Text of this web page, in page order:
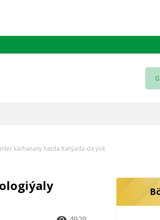
kärhanasy hatda Italiýada-da ýok